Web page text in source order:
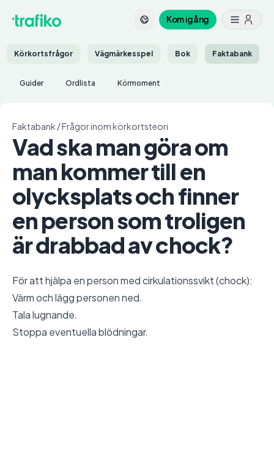
Kom igång
Körkortsfrågor Vägmärkesspel Bok Faktabank
Guider Ordlista Körmoment
Faktabank /Frågor inom körkortsteori
Vad ska man göra om
man kommer till en
olycksplats och finner
en person som troligen
är drabbad av chock?
För att hjälpa en person med cirkulationssvikt (chock):
Värm och lägg personen ned.
Tala lugnande.
Stoppa eventuella blödningar.